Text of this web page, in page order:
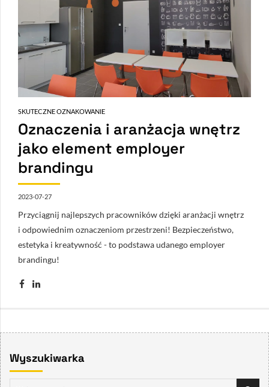
SKUTECZNE OZNAKOWANIE
Oznaczenia i aranżacja wnętrz
jako element employer
brandingu
2023-07-27
Przyciągnij najlepszych pracowników dzięki aranżacji wnętrz
i odpowiednim oznaczeniom przestrzeni! Bezpieczeństwo,
estetyka i kreatywność - to podstawa udanego employer
brandingu!
Wyszukiwarka